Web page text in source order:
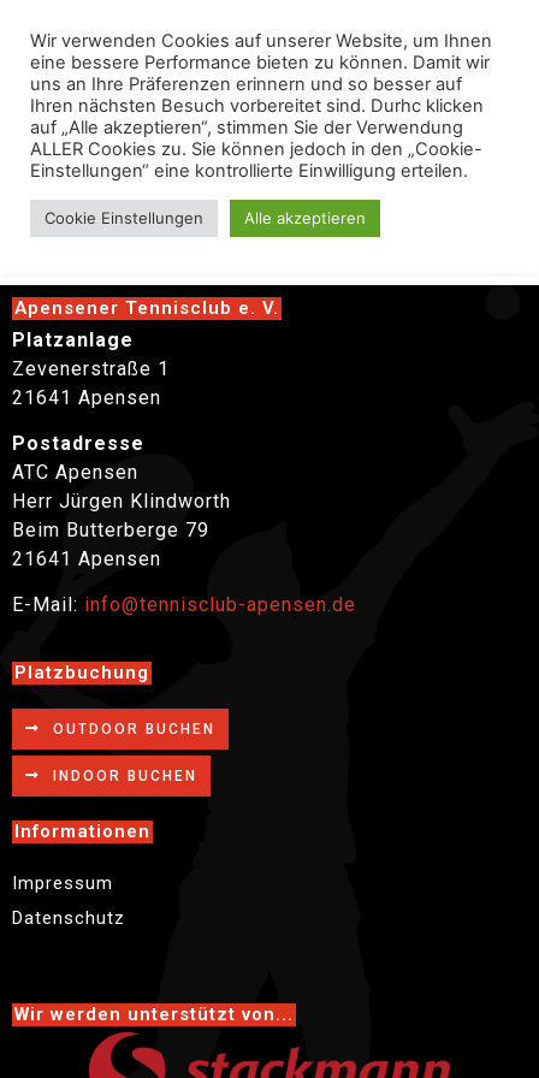
Platzaufbau
Apensener Tennisclub e. V.
Platzanlage
Zevenerstraße 1
21641 Apensen
Postadresse
ATC Apensen
Herr Jürgen Klindworth
Beim Butterberge 79
21641 Apensen
E-Mail: info@tennisclub-apensen.de
Platzbuchung
OUTDOOR BUCHEN
INDOOR BUCHEN
Informationen
Impressum
Datenschutz
Wir werden unterstützt von...
Wir verwenden Cookies auf unserer Website, um Ihnen
eine bessere Performance bieten zu können. Damit wir
uns an Ihre Präferenzen erinnern und so besser auf
Ihren nächsten Besuch vorbereitet sind. Durhc klicken
auf „Alle akzeptieren“, stimmen Sie der Verwendung
ALLER Cookies zu. Sie können jedoch in den „Cookie-
Einstellungen“ eine kontrollierte Einwilligung erteilen.
Cookie Einstellungen Alle akzeptieren